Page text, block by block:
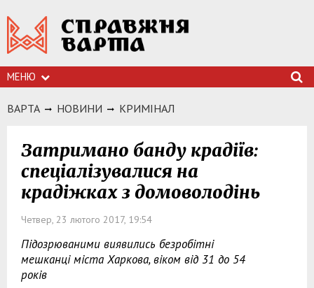
МЕНЮ
ВАРТА НОВИНИ КРИМIНАЛ
Затримано банду крадіїв:
спеціалізувалися на
крадіжках з домоволодінь
Четвер, 23 лютого 2017, 19:54
Підозрюваними виявились безробітні
мешканці міста Харкова, віком від 31 до 54
років